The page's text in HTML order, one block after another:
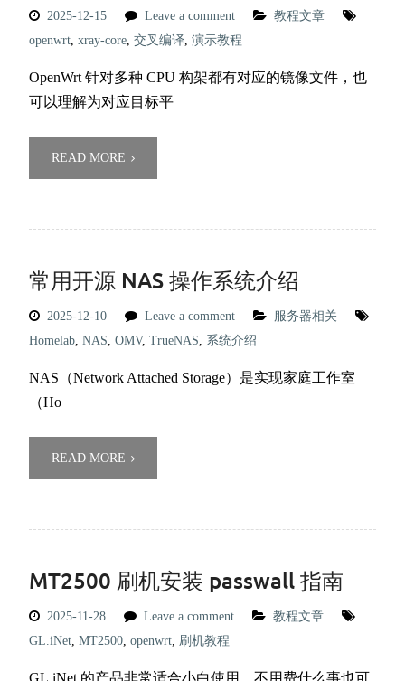
2025-12-15 Leave a comment
教程文章
openwrt, xray-core, 交叉编译, 演示教程
OpenWrt 针对多种 CPU 构架都有对应的镜像文件，也
可以理解为对应目标平
READ MORE
常用开源 NAS 操作系统介绍
2025-12-10 Leave a comment
服务器相关
Homelab, NAS, OMV, TrueNAS, 系统介绍
NAS（Network Attached Storage）是实现家庭工作室
（Ho
READ MORE
MT2500 刷机安装 passwall 指南
2025-11-28 Leave a comment
教程文章
GL.iNet, MT2500, openwrt, 刷机教程
GL.iNet 的产品非常适合小白使用，不用费什么事也可